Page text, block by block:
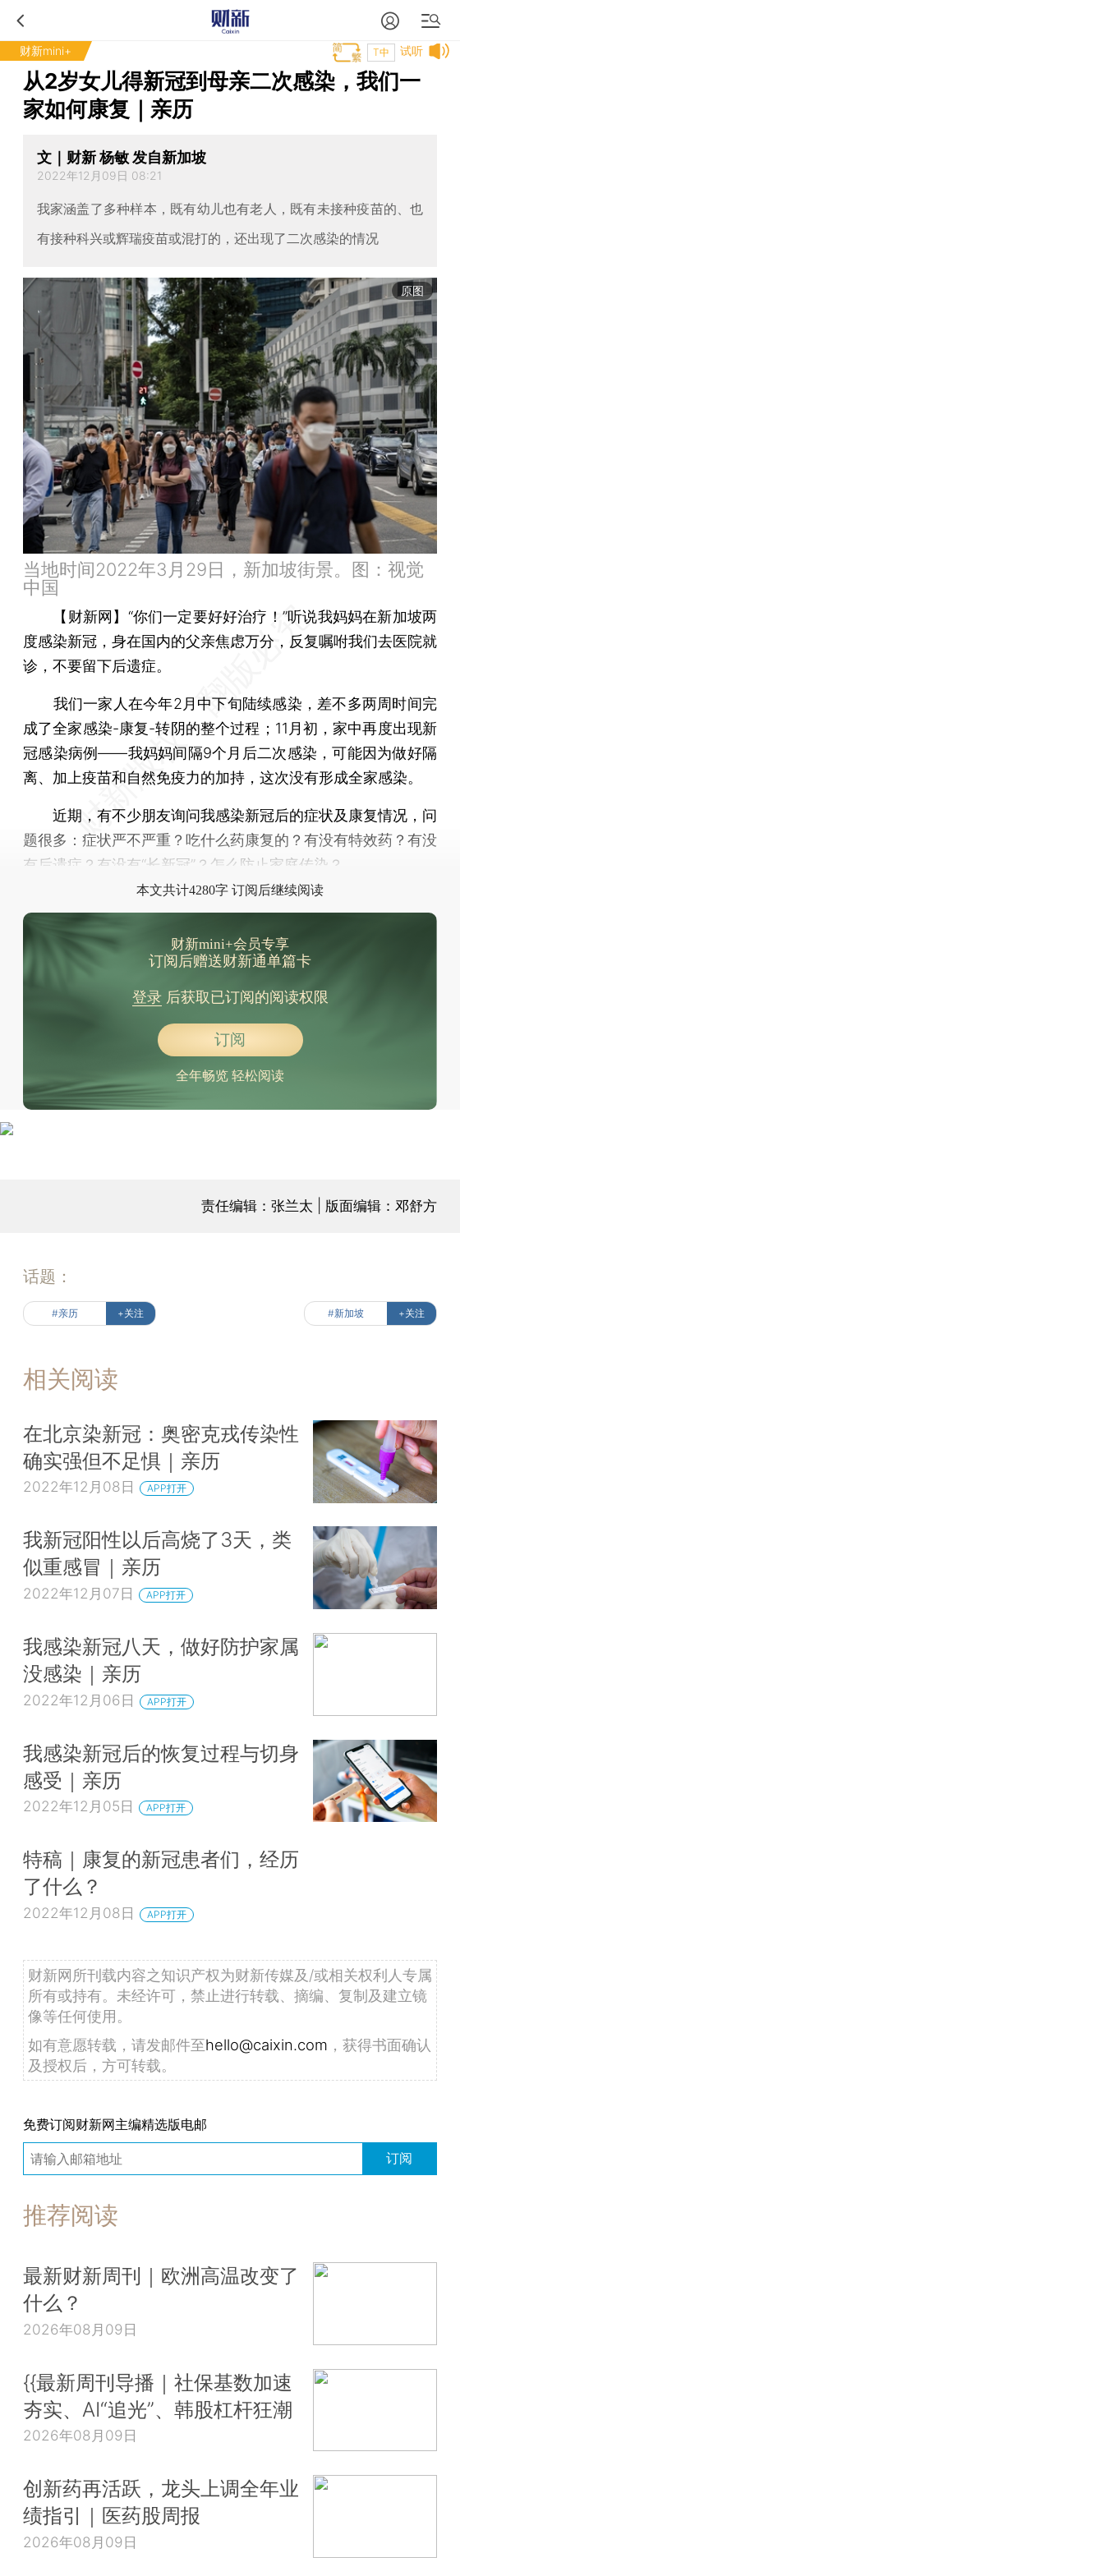
财新mini+ 试听
T中
从2岁女儿得新冠到母亲二次感染，我们一
家如何康复｜亲历
文｜财新 杨敏 发自新加坡
2022年12月09日 08:21
我家涵盖了多种样本，既有幼儿也有老人，既有未接种疫苗的、也
有接种科兴或辉瑞疫苗或混打的，还出现了二次感染的情况
原图
当地时间2022年3月29日，新加坡街景。图：视觉
中国
【财新网】 “你们一定要好好治疗！”听说我妈妈在新加坡两
度感染新冠，身在国内的父亲焦虑万分，反复嘱咐我们去医院就
诊，不要留下后遗症。
我们一家人在今年2月中下旬陆续感染，差不多两周时间完
成了全家感染-康复-转阴的整个过程；11月初，家中再度出现新
冠感染病例——我妈妈间隔9个月后二次感染，可能因为做好隔
离、加上疫苗和自然免疫力的加持，这次没有形成全家感染。
近期，有不少朋友询问我感染新冠后的症状及康复情况，问
题很多：症状严不严重？吃什么药康复的？有没有特效药？有没
有后遗症？有没有“长新冠”？怎么防止家庭传染？
本文共计4280字 订阅后继续阅读
财新mini+会员专享
订阅后赠送财新通单篇卡
登录后获取已订阅的阅读权限
订阅
全年畅览 轻松阅读
责任编辑：张兰太 | 版面编辑：邓舒方
话题：
#亲历 +关注 #新加坡 +关注
相关阅读
在北京染新冠：奥密克戎传染性
确实强但不足惧｜亲历
2022年12月08日 APP打开
我新冠阳性以后高烧了3天，类
似重感冒｜亲历
2022年12月07日 APP打开
我感染新冠八天，做好防护家属
没感染｜亲历
2022年12月06日 APP打开
我感染新冠后的恢复过程与切身
感受｜亲历
2022年12月05日 APP打开
特稿｜康复的新冠患者们，经历
了什么？
2022年12月08日 APP打开
财新网所刊载内容之知识产权为财新传媒及/或相关权利人专属
所有或持有。未经许可，禁止进行转载、摘编、复制及建立镜
像等任何使用。
如有意愿转载，请发邮件至hello@caixin.com ，获得书面确认
及授权后，方可转载。
免费订阅财新网主编精选版电邮
订阅
推荐阅读
最新财新周刊｜欧洲高温改变了
什么？
2026年08月09日
{{最新周刊导播｜社保基数加速
夯实、AI“追光”、韩股杠杆狂潮
2026年08月09日
创新药再活跃，龙头上调全年业
绩指引｜医药股周报
2026年08月09日